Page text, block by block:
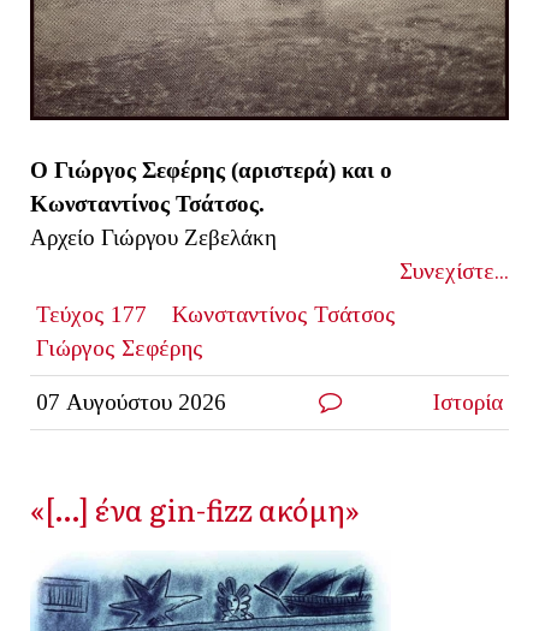
O Γιώργος Σεφέρης (αριστερά) και ο
Κωνσταντίνος Τσάτσος.
Αρχείο Γιώργου Ζεβελάκη
Συνεχίστε...
Τεύχος 177
Κωνσταντίνος Τσάτσος
Γιώργος Σεφέρης
07 Αυγούστου 2026 Ιστορία
«[…] ένα gin-fizz ακόμη»